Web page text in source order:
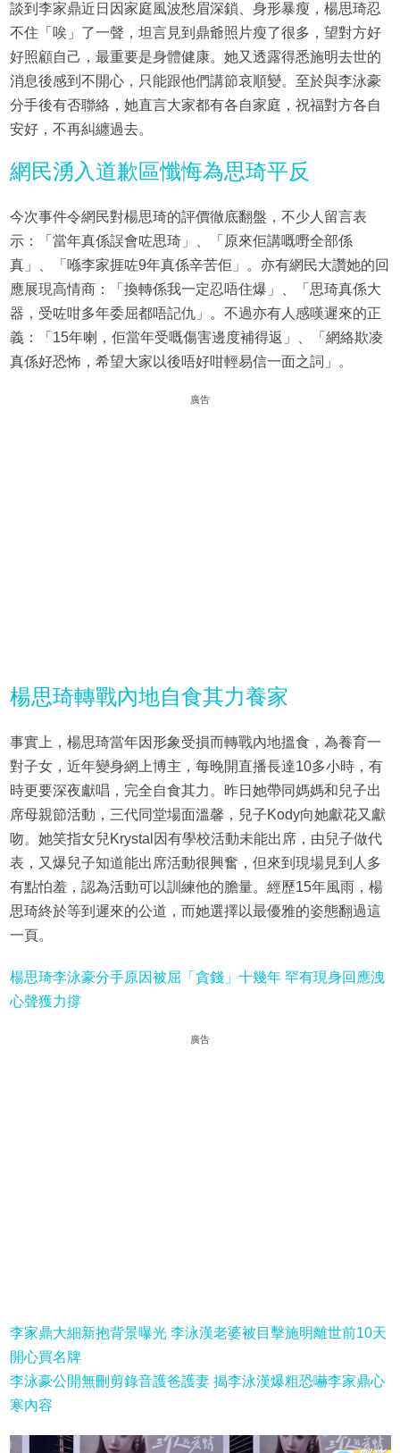
談到李家鼎近日因家庭風波愁眉深鎖、身形暴瘦，楊思琦忍
不住「唉」了一聲，坦言見到鼎爺照片瘦了很多，望對方好
好照顧自己，最重要是身體健康。她又透露得悉施明去世的
消息後感到不開心，只能跟他們講節哀順變。至於與李泳豪
分手後有否聯絡，她直言大家都有各自家庭，祝福對方各自
安好，不再糾纏過去。
網民湧入道歉區懺悔為思琦平反
今次事件令網民對楊思琦的評價徹底翻盤，不少人留言表
示：「當年真係誤會咗思琦」、「原來佢講嘅嘢全部係
真」、「喺李家捱咗9年真係辛苦佢」。亦有網民大讚她的回
應展現高情商：「換轉係我一定忍唔住爆」、「思琦真係大
器，受咗咁多年委屈都唔記仇」。不過亦有人感嘆遲來的正
義：「15年喇，佢當年受嘅傷害邊度補得返」、「網絡欺凌
真係好恐怖，希望大家以後唔好咁輕易信一面之詞」。
廣告
楊思琦轉戰內地自食其力養家
事實上，楊思琦當年因形象受損而轉戰內地搵食，為養育一
對子女，近年變身網上博主，每晚開直播長達10多小時，有
時更要深夜獻唱，完全自食其力。昨日她帶同媽媽和兒子出
席母親節活動，三代同堂場面溫馨，兒子Kody向她獻花又獻
吻。她笑指女兒Krystal因有學校活動未能出席，由兒子做代
表，又爆兒子知道能出席活動很興奮，但來到現場見到人多
有點怕羞，認為活動可以訓練他的膽量。經歷15年風雨，楊
思琦終於等到遲來的公道，而她選擇以最優雅的姿態翻過這
一頁。
楊思琦李泳豪分手原因被屈「貪錢」十幾年 罕有現身回應洩
心聲獲力撐
廣告
李家鼎大細新抱背景曝光 李泳漢老婆被目擊施明離世前10天
開心買名牌
李泳豪公開無刪剪錄音護爸護妻 揭李泳漢爆粗恐嚇李家鼎心
寒內容